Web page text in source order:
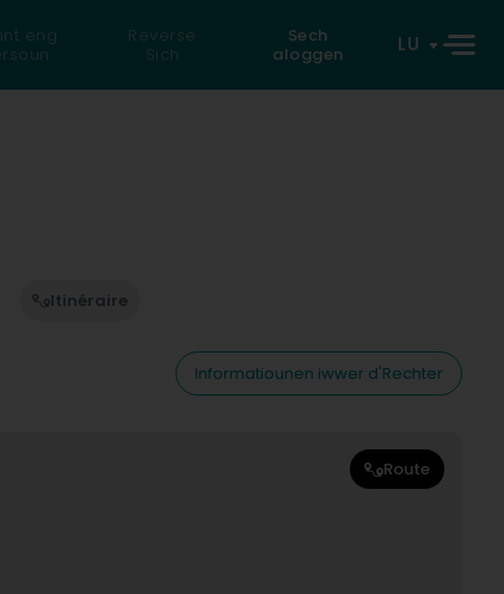
eng
Reverse
Sich
Sech
aloggen
LU
Itinéraire
Informatiounen iwwer d'Rechter
Route